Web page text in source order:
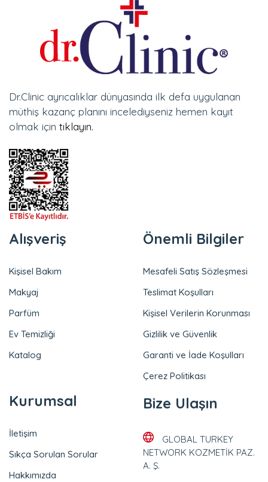
Dr.Clinic ayrıcalıklar dünyasında ilk defa uygulanan
müthiş kazanç planını incelediyseniz hemen kayıt
olmak için tıklayın.
Alışveriş
Kişisel Bakım
Makyaj
Parfüm
Ev Temizliği
Katalog
Önemli Bilgiler
Mesafeli Satış Sözleşmesi
Teslimat Koşulları
Kişisel Verilerin Korunması
Gizlilik ve Güvenlik
Garanti ve İade Koşulları
Çerez Politikası
Kurumsal
İletişim
Sıkça Sorulan Sorular
Hakkımızda
Bize Ulaşın
GLOBAL TURKEY
NETWORK KOZMETİK PAZ.
A. Ş.